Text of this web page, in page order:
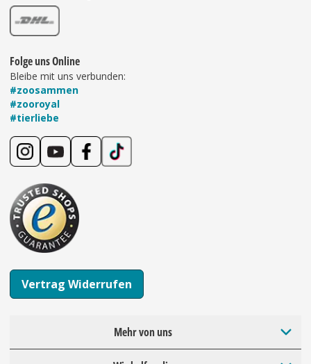
Folge uns Online
Bleibe mit uns verbunden:
#zoosammen
#zooroyal
#tierliebe
Vertrag Widerrufen
Mehr von uns